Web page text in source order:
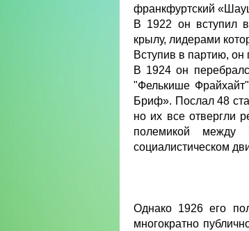
франкфуртский
В 1922 он вступил
крылу, лидерами
Вступив в партию,
В 1924 он
"Фелькише
Бриф». Послал 48
но их все отвергли
полемикой между
социалистическом
Однако 1926 его
многократно